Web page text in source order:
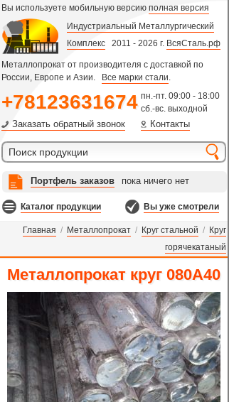
Вы используете мобильную версию полная версия
Индустриальный Металлургический
Комплекс 2011 - 2026 г. ВсяСталь.рф
Металлопрокат от производителя с доставкой по
России, Европе и Азии.
Все марки стали.
+78123631674 пн.-пт. 09:00 - 18:00
сб.-вс. выходной
Заказать обратный звонок Контакты
Портфель заказов пока ничего нет
Каталог продукции Вы уже смотрели
Главная / Металлопрокат / Круг стальной / Круг
горячекатаный
Металлопрокат круг 080A40